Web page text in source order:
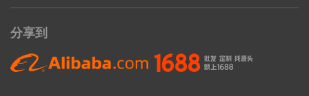
分享到